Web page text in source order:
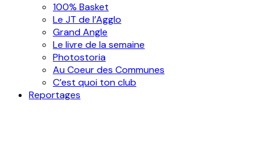
100% Basket
Le JT de l’Agglo
Grand Angle
Le livre de la semaine
Photostoria
Au Coeur des Communes
C’est quoi ton club
Reportages